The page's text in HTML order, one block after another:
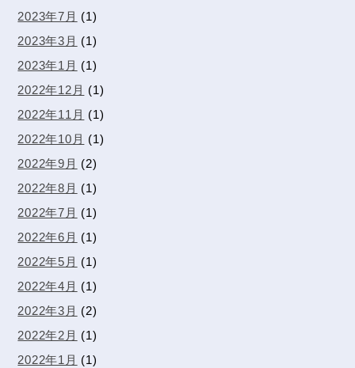
2023年7月 (1)
2023年3月 (1)
2023年1月 (1)
2022年12月 (1)
2022年11月 (1)
2022年10月 (1)
2022年9月 (2)
2022年8月 (1)
2022年7月 (1)
2022年6月 (1)
2022年5月 (1)
2022年4月 (1)
2022年3月 (2)
2022年2月 (1)
2022年1月 (1)